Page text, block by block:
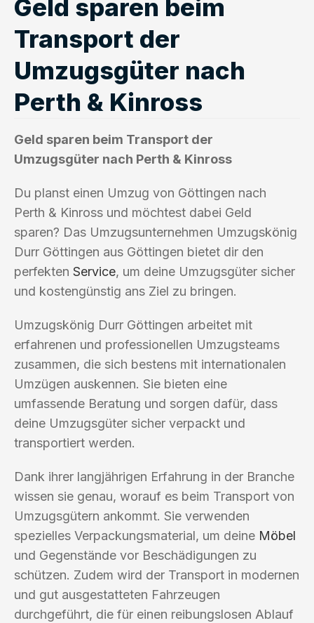
Geld sparen beim
Transport der
Umzugsgüter nach
Perth & Kinross
Geld sparen beim Transport der
Umzugsgüter nach Perth & Kinross
Du planst einen Umzug von Göttingen nach
Perth & Kinross und möchtest dabei Geld
sparen? Das Umzugsunternehmen Umzugskönig
Durr Göttingen aus Göttingen bietet dir den
perfekten Service, um deine Umzugsgüter sicher
und kostengünstig ans Ziel zu bringen.
Umzugskönig Durr Göttingen arbeitet mit
erfahrenen und professionellen Umzugsteams
zusammen, die sich bestens mit internationalen
Umzügen auskennen. Sie bieten eine
umfassende Beratung und sorgen dafür, dass
deine Umzugsgüter sicher verpackt und
transportiert werden.
Dank ihrer langjährigen Erfahrung in der Branche
wissen sie genau, worauf es beim Transport von
Umzugsgütern ankommt. Sie verwenden
spezielles Verpackungsmaterial, um deine Möbel
und Gegenstände vor Beschädigungen zu
schützen. Zudem wird der Transport in modernen
und gut ausgestatteten Fahrzeugen
durchgeführt, die für einen reibungslosen Ablauf